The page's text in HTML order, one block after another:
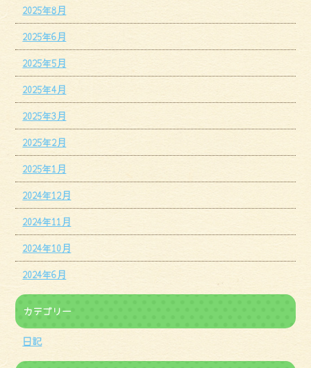
2025年8月
2025年6月
2025年5月
2025年4月
2025年3月
2025年2月
2025年1月
2024年12月
2024年11月
2024年10月
2024年6月
カテゴリー
日記